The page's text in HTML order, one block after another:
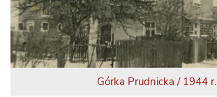
Górka Prudnicka / 1944 r.